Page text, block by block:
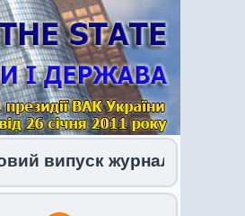
випуск журналу 1 (34) 2026